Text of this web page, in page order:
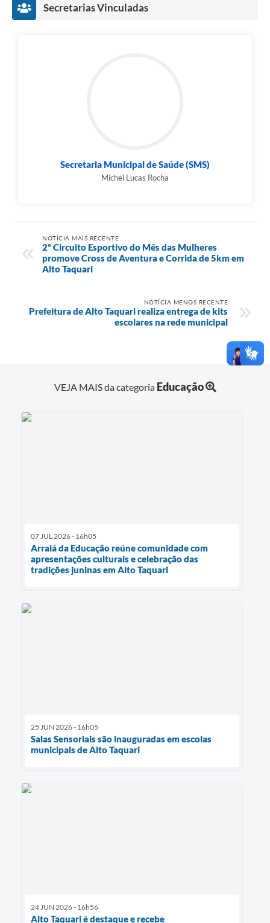
Secretarias Vinculadas
Secretaria Municipal de Saúde (SMS)
Michel Lucas Rocha
NOTÍCIA MAIS RECENTE
2º Circuito Esportivo do Mês das Mulheres
promove Cross de Aventura e Corrida de 5km em
Alto Taquari
NOTÍCIA MENOS RECENTE
Prefeitura de Alto Taquari realiza entrega de kits
escolares na rede municipal
VEJA MAIS da categoria Educação
07 JUL 2026 - 16h05
Arraiá da Educação reúne comunidade com
apresentações culturais e celebração das
tradições juninas em Alto Taquari
25 JUN 2026 - 16h05
Salas Sensoriais são inauguradas em escolas
municipais de Alto Taquari
24 JUN 2026 - 16h56
Alto Taquari é destaque e recebe